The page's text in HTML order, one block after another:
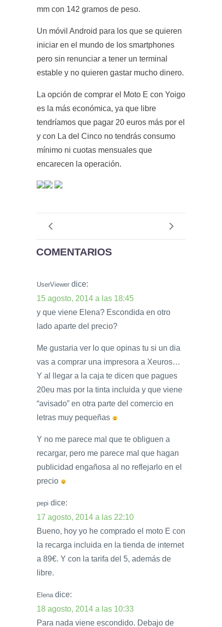
mm con 142 gramos de peso.
Un móvil Android para los que se quieren
iniciar en el mundo de los smartphones
pero sin renunciar a tener un terminal
estable y no quieren gastar mucho dinero.
La opción de comprar el Moto E con Yoigo
es la más económica, ya que libre
tendríamos que pagar 20 euros más por el
y con La del Cinco no tendrás consumo
mínimo ni cuotas mensuales que
encarecen la operación.
COMENTARIOS
UserViewer dice:
15 agosto, 2014 a las 18:45
y que viene Elena? Escondida en otro
lado aparte del precio?
Me gustaria ver lo que opinas tu si un dia
vas a comprar una impresora a Xeuros…
Y al llegar a la caja te dicen que pagues
20eu mas por la tinta incluida y que viene
“avisado” en otra parte del comercio en
letras muy pequeñas
Y no me parece mal que te obliguen a
recargar, pero me parece mal que hagan
publicidad engañosa al no reflejarlo en el
precio
pepi dice:
17 agosto, 2014 a las 22:10
Bueno, hoy yo he comprado el moto E con
la recarga incluida en la tienda de internet
a 89€. Y con la tarifa del 5, además de
libre.
Elena dice:
18 agosto, 2014 a las 10:33
Para nada viene escondido. Debajo de